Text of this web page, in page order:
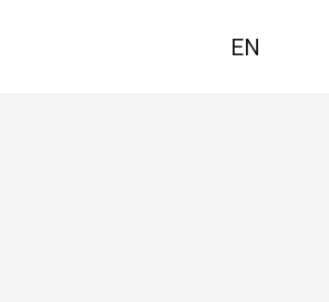
EN